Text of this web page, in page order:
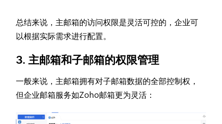
总结来说，主邮箱的访问权限是灵活可控的，企业可
以根据实际需求进行配置。
3. 主邮箱和子邮箱的权限管理
一般来说，主邮箱拥有对子邮箱数据的全部控制权，
但企业邮箱服务如Zoho邮箱更为灵活：